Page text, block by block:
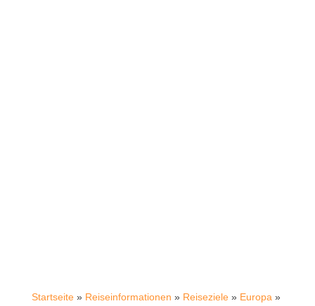
Startseite» Reiseinformationen » Reiseziele» Europa »